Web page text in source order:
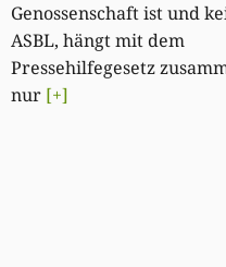
Genossenschaft ist und
ASBL, hängt mit dem
Pressehilfegesetz
nur [+]